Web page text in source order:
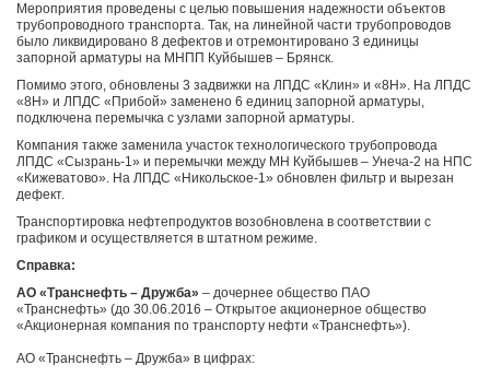
Мероприятия проведены с целью повышения надежности объектов
трубопроводного транспорта. Так, на линейной части трубопроводов
было ликвидировано 8 дефектов и отремонтировано 3 единицы
запорной арматуры на МНПП Куйбышев – Брянск.
Помимо этого, обновлены 3 задвижки на ЛПДС «Клин» и «8Н». На ЛПДС
«8Н» и ЛПДС «Прибой» заменено 6 единиц запорной арматуры,
подключена перемычка с узлами запорной арматуры.
Компания также заменила участок технологического трубопровода
ЛПДС «Сызрань-1» и перемычки между МН Куйбышев – Унеча-2 на НПС
«Кижеватово». На ЛПДС «Никольское-1» обновлен фильтр и вырезан
дефект.
Транспортировка нефтепродуктов возобновлена в соответствии с
графиком и осуществляется в штатном режиме.
Справка:
АО «Транснефть – Дружба» ‒ дочернее общество ПАО
«Транснефть» (до 30.06.2016 ‒ Открытое акционерное общество
«Акционерная компания по транспорту нефти «Транснефть»).
АО «Транснефть – Дружба» в цифрах: